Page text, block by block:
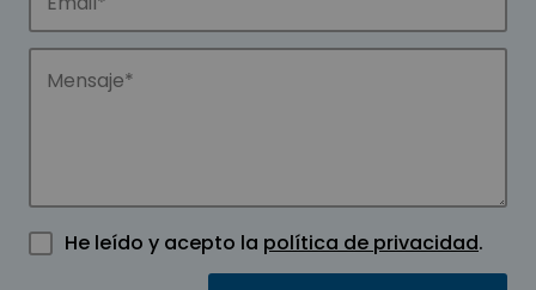
He leído y acepto la política de privacidad.